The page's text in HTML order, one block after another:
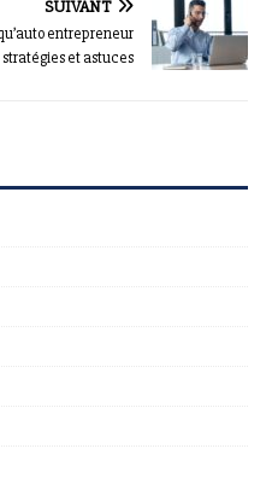
SUIVANT
entrepreneur
et astuces